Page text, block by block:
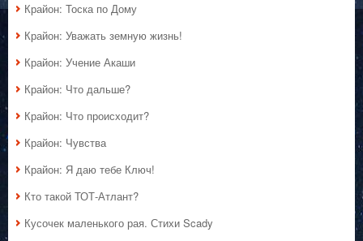
Крайон: Тоска по Дому
Крайон: Уважать земную жизнь!
Крайон: Учение Акаши
Крайон: Что дальше?
Крайон: Что происходит?
Крайон: Чувства
Крайон: Я даю тебе Ключ!
Кто такой ТОТ-Атлант?
Кусочек маленького рая. Стихи Scady